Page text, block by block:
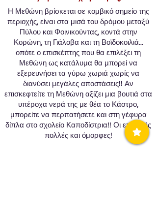
Η Μεθώνη βρίσκεται σε κομβικό σημείο της
περιοχής, είναι στα μισά του δρόμου μεταξύ
Πύλου και Φοινικούντας, κοντά στην
Κορώνη, τη Γιάλοβα και τη Βοϊδοκοιλιά...
οπότε ο επισκέπτης που θα επιλέξει τη
Μεθώνη ως κατάλυμα θα μπορεί να
εξερευνήσει τα γύρω χωριά χωρίς να
διανύσει μεγάλες αποστάσεις!! Αν
επισκεφτείτε τη Μεθώνη αξίζει μια βουτιά στα
υπέροχα νερά της με θέα το Κάστρο,
μπορείτε να περπατήσετε και στη γέφυρα
δίπλα στο σχολείο Καποδίστρια!! Οι επιλογές
πολλές και όμορφες!